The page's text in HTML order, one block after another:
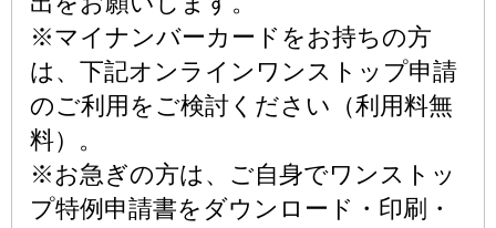
※マイナンバーカードをお持ちの方
は、下記オンラインワンストップ申請
のご利用をご検討ください（利用料無
料）。
※お急ぎの方は、ご自身でワンストッ
プ特例申請書をダウンロード・印刷・